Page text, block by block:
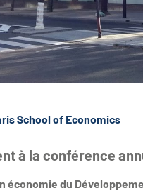
School of Economics
à la conférence
économie du